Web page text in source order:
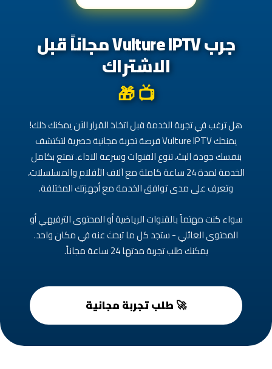
جرب Vulture IPTV مجاناً قبل
الاشتراك
📺 🎁
هل ترغب في تجربة الخدمة قبل اتخاذ القرار الآن يمكنك ذلك!
يمنحك Vulture IPTV فرصة تجربة مجانية حصرية لتكتشف
بنفسك جودة البث، تنوع القنوات وسرعة الاداء. تمتع بكامل
الخدمة لمدة 24 ساعة كاملة مع آلاف الأفلام والمسلسلات،
وتعرف على مدى توافق الخدمة مع أجهزتك المختلفة.
سواء كنت مهتماً بالقنوات الرياضية أو المحتوى الترفيهي أو
المحتوى العائلي - ستجد كل ما تبحث عنه في مكان واحد.
يمكنك طلب تجربة مدتها 24 ساعة مجاناً.
🚀 طلب تجربة مجانية